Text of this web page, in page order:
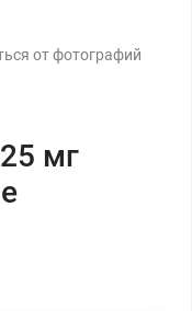
от фотографий
мг